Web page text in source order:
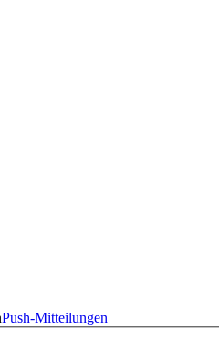
Push-Mitteilungen